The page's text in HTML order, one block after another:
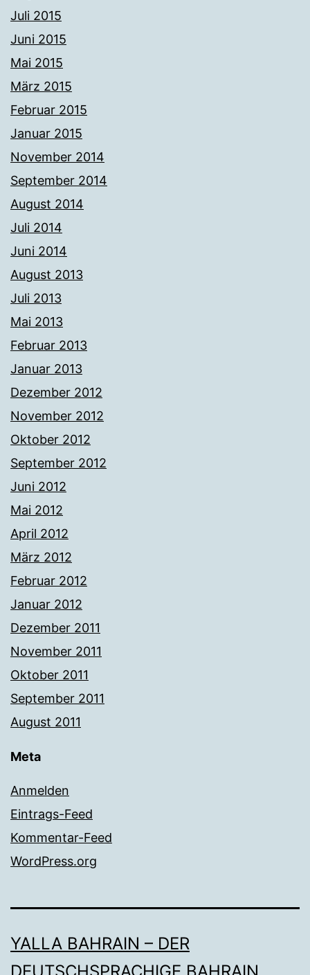
Juli 2015
Juni 2015
Mai 2015
März 2015
Februar 2015
Januar 2015
November 2014
September 2014
August 2014
Juli 2014
Juni 2014
August 2013
Juli 2013
Mai 2013
Februar 2013
Januar 2013
Dezember 2012
November 2012
Oktober 2012
September 2012
Juni 2012
Mai 2012
April 2012
März 2012
Februar 2012
Januar 2012
Dezember 2011
November 2011
Oktober 2011
September 2011
August 2011
Meta
Anmelden
Eintrags-Feed
Kommentar-Feed
WordPress.org
YALLA BAHRAIN – DER